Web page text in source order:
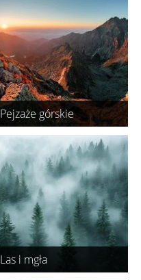
Pejzaże górskie
Las i mgła